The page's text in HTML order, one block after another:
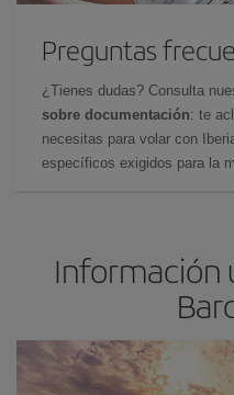
Preguntas
¿Tienes dudas? Consulta
sobre documentación: te
necesitas para volar con
específicos exigidos para la
Información